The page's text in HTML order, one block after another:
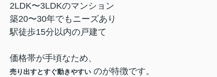
2LDK〜3LDKのマンション
築20〜30年でもニーズあり
駅徒歩15分以内の戸建て
価格帯が手頃なため、
売り出すとすぐ動きやすい のが特徴です。